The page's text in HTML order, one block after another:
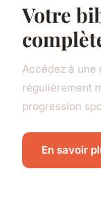
Votre
Accédez à
régulièrement
progression
En savoir